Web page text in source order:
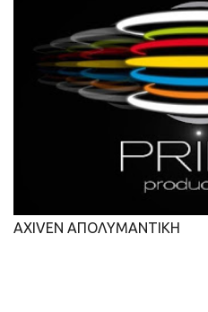
AXIVEN ΑΠΟΛΥΜΑΝΤΙΚΗ